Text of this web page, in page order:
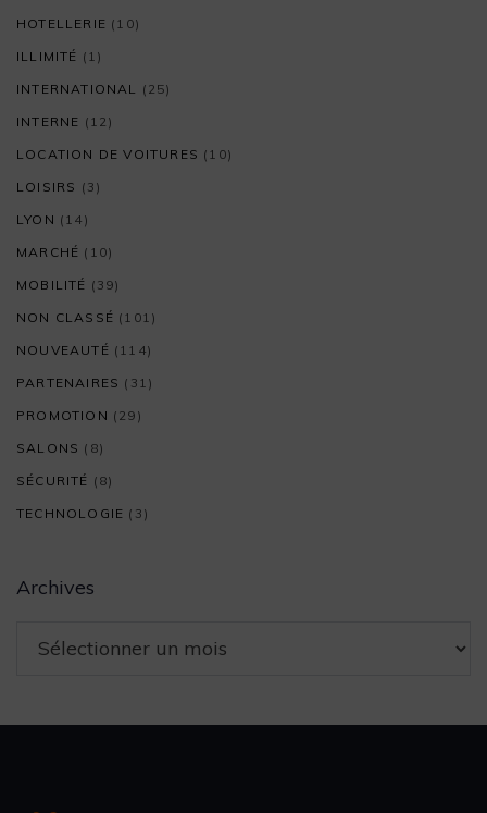
HOTELLERIE (10)
ILLIMITÉ (1)
INTERNATIONAL
(25)
INTERNE (12)
LOCATION DE VOITURES (10)
LOISIRS (3)
LYON (14)
MARCHÉ (10)
MOBILITÉ (39)
NON CLASSÉ (101)
NOUVEAUTÉ (114)
PARTENAIRES (31)
PROMOTION (29)
SALONS (8)
SÉCURITÉ (8)
TECHNOLOGIE (3)
Archives